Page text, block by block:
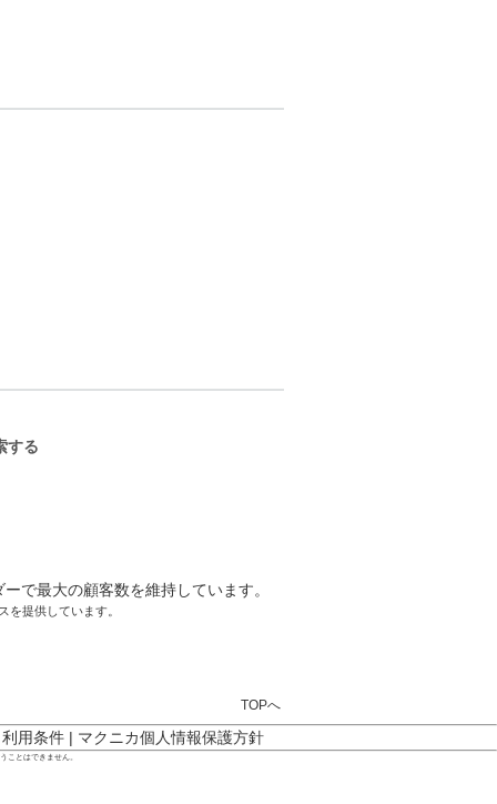
を提供しています。
TOPへ
用条件| マクニカ個人情報保護方針
ことはできません。